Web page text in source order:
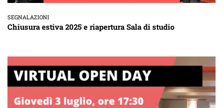
SEGNALAZIONI
Chiusura estiva 2025 e riapertura Sala di studio